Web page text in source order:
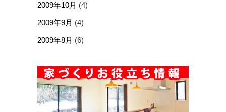
2009年10月 (4)
2009年9月 (4)
2009年8月 (6)